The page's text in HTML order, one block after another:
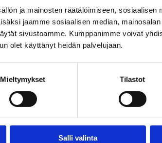
ja mainosten räätälöimiseen, sosiaalisen
jaamme sosiaalisen median,
sivustoamme. Kumppanimme voivat
olet käyttänyt heidän palvelujaan.
Mieltymykset Tilastot
Salli valinta
ihmisiä kiusanneista kokee itse joutuneensa
1 049. Vastaajat edustavat maamme 18 –